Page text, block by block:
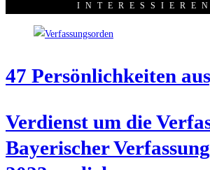
47 Per­sön­lich­kei­ten
Ver­dienst um die
Baye­ri­scher